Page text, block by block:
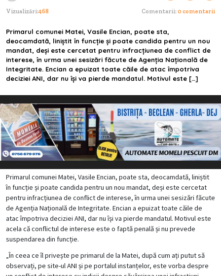
Vizualizări:468 Comentarii: 0 comentarii
Primarul comunei Matei, Vasile Encian, poate sta,
deocamdată, liniștit în funcție și poate candida pentru un nou
mandat, deși este cercetat pentru infracțiunea de conflict de
interese, în urma unei sesizări făcute de Agenția Națională de
Integritate. Encian a epuizat toate căile de atac împotriva
deciziei ANI, dar nu își va pierde mandatul. Motivul este […]
Primarul comunei Matei, Vasile Encian, poate sta, deocamdată, liniștit
în funcție și poate candida pentru un nou mandat, deși este cercetat
pentru infracțiunea de conflict de interese, în urma unei sesizări făcute
de Agenția Națională de Integritate. Encian a epuizat toate căile de
atac împotriva deciziei ANI, dar nu își va pierde mandatul. Motivul este
acela că conflictul de interese este o faptă penală și nu prevede
suspendarea din funcție.
„În ceea ce îl privește pe primarul de la Matei, după cum ați putut să
observați, pe site-ul ANI și pe portalul instanțelor, este vorba despre